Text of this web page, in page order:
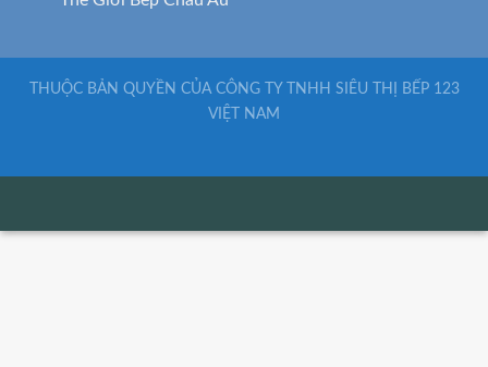
THUỘC BẢN QUYỀN CỦA CÔNG TY TNHH SIÊU THỊ BẾP 123
VIỆT NAM